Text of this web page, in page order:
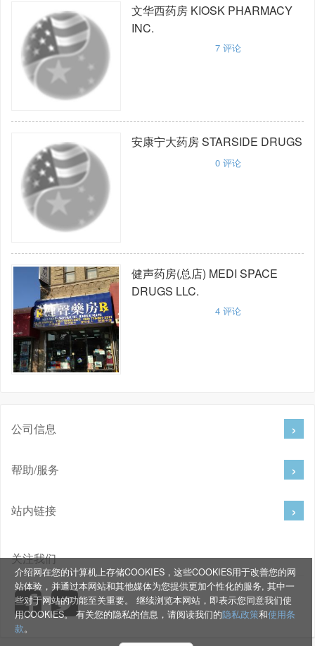
文华西药房KIOSK PHARMACY
INC.
7评论
安康宁大药房STARSIDE DRUGS
0评论
健声药房(总店) MEDI SPACE
DRUGS LLC.
4评论
介绍网在您的计算机上存储COOKIES，这些COOKIES用于改善您的网
站体验，并通过本网站和其他媒体为您提供更加个性化的服务, 其中一
些对于网站的功能至关重要。 继续浏览本网站，即表示您同意我们使
用COOKIES。 有关您的隐私的信息，请阅读我们的隐私政策和使用条
款。
公司信息
帮助/服务
站内链接
关注我们